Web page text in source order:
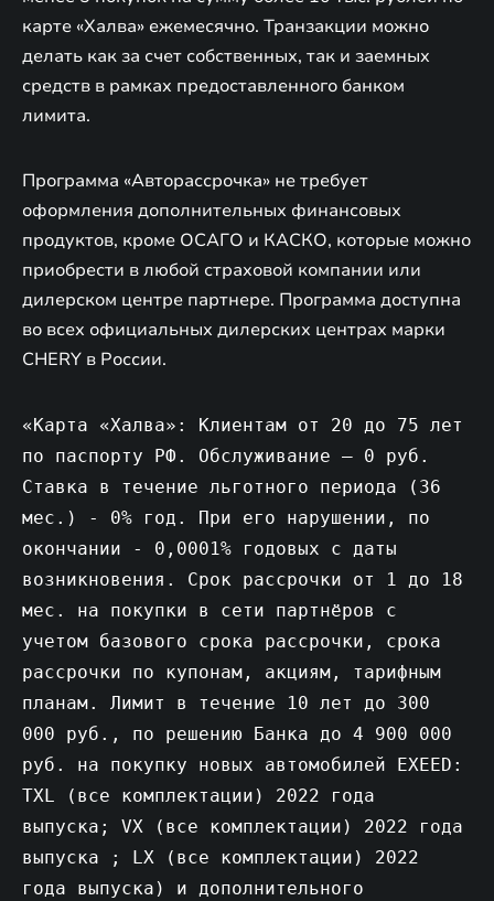
карте «Халва» ежемесячно. Транзакции можно
делать как за счет собственных, так и заемных
средств в рамках предоставленного банком
лимита.
Программа «Авторассрочка» не требует
оформления дополнительных финансовых
продуктов, кроме ОСАГО и КАСКО, которые можно
приобрести в любой страховой компании или
дилерском центре партнере. Программа доступна
во всех официальных дилерских центрах марки
CHERY в России.
«Карта «Халва»: Клиентам от 20 до 75 лет
по паспорту РФ. Обслуживание – 0 руб.
Ставка в течение льготного периода (36
мес.) - 0% год. При его нарушении, по
окончании - 0,0001% годовых с даты
возникновения. Срок рассрочки от 1 до 18
мес. на покупки в сети партнёров с
учетом базового срока рассрочки, срока
рассрочки по купонам, акциям, тарифным
планам. Лимит в течение 10 лет до 300
000 руб., по решению Банка до 4 900 000
руб. на покупку новых автомобилей EXEED:
TXL (все комплектации) 2022 года
выпуска; VX (все комплектации) 2022 года
выпуска ; LX (все комплектации) 2022
года выпуска) и дополнительного